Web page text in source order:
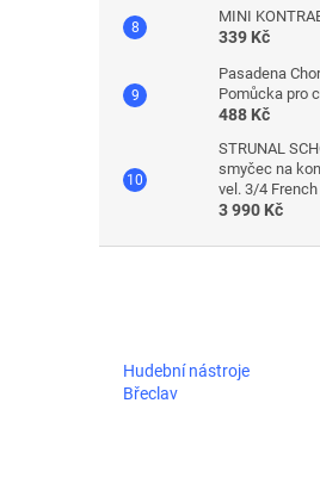
MINI
339 Kč
Pasadena
Pomůcka pro
488 Kč
STRUNAL
smyčec na
vel. 3/4 French
3 990 Kč
Hudební nástroje
Břeclav